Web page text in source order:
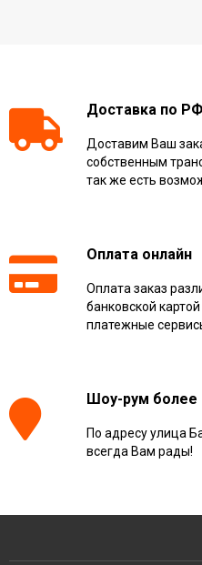
Доставка по РФ
Доставим Ваш
собственным
так же есть
Оплата онлайн
Оплата заказ
банковской
платежные
Шоу-рум более
По адресу улица
всегда Вам рады!